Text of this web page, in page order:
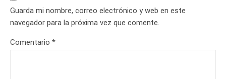
Guarda mi nombre, correo electrónico y web en este
navegador para la próxima vez que comente.
Comentario *